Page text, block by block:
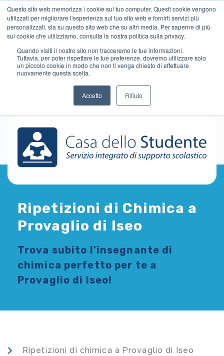
Questo sito web memorizza i cookie sul tuo computer. Questi cookie vengono
utilizzati per migliorare l'esperienza sul tuo sito web e fornirti servizi più
personalizzati, sia su questo sito web che su altri media. Per saperne di più
sui cookie che utilizziamo, consulta la nostra politica sulla privacy.
Quando visiti il ​​nostro sito non tracceremo le tue informazioni.
Tuttavia, per poter rispettare le tue preferenze, dovremo utilizzare solo
un piccolo cookie in modo che non ti venga chiesto di effettuare
nuovamente questa scelta.
Accetto Rifiuto
Ripetizioni di Chimica a
Provaglio di Iseo
Trova subito l'insegnante di
chimica perfetto per te a
Provaglio di Iseo!
Ripetizioni di chimica a Provaglio di Iseo